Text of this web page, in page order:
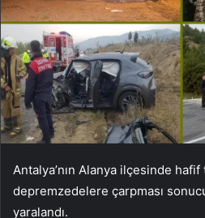
Antalya’nın Alanya ilçesinde
depremzedelere çarpması
yaralandı.